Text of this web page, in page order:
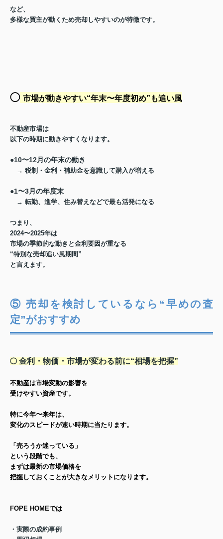
など、
多様な買主が動くため売却しやすいのが特徴です。
◯ 市場が動きやすい“年末〜年度初め”も追い風
不動産市場は
以下の時期に動きやすくなります。
●10〜12月の年末の動き
→ 税制・金利・補助金を意識して購入が増える
●1〜3月の年度末
→ 転勤、進学、住み替えなどで最も活発になる
つまり、
2024〜2025年は
市場の季節的な動きと金利要因が重なる
“特別な売却追い風期間”
と言えます。
⑤ 売却を検討しているなら“早めの査
定”がおすすめ
◯金利・物価・市場が変わる前に“相場を把握”
不動産は市場変動の影響を
受けやすい資産です。
特に今年〜来年は、
変化のスピードが速い時期に当たります。
「売ろうか迷っている」
という段階でも、
まずは最新の市場価格を
把握しておくことが大きなメリットになります。
FOPE HOMEでは
・実際の成約事例